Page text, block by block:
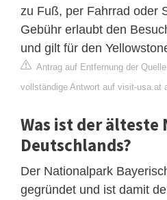
zu Fuß, per Fahrrad oder
Gebühr erlaubt den
und gilt für den
Antrag auf Entfernung der Quelle
vollständige Antwort auf visit-usa.at
Was ist der
Deutschlands?
Der Nationalpark
gegründet und ist damit